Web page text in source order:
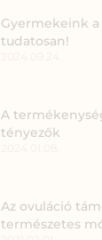
Gyermekeink
tudatosan!
A
tényezők
Az ovuláció
természetes